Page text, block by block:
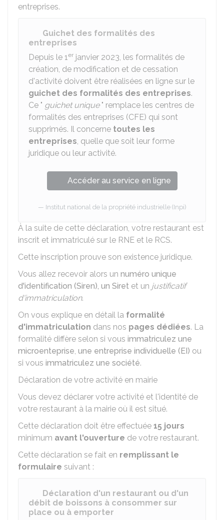
entreprises.
Guichet des formalités des
entreprises
Depuis le 1er janvier 2023, les formalités de
création, de modification et de cessation
d'activité doivent être réalisées en ligne sur le
guichet des formalités des entreprises.
Ce " guichet unique" remplace les centres de
formalités des entreprises (CFE) qui sont
supprimés. Il concerne toutes les
entreprises, quelle que soit leur forme
juridique ou leur activité.
Accéder au service en ligne
Institut national de la propriété industrielle (Inpi)
À la suite de cette déclaration, votre restaurant est
inscrit et immatriculé sur le RNE et le RCS.
Cette inscription prouve son existence juridique.
Vous allez recevoir alors un numéro unique
d'identification (Siren), un Siret et un justificatif
d'immatriculation.
On vous explique en détail la formalité
d'immatriculation dans nos pages dédiées. La
formalité diffère selon si vous immatriculez une
microenteprise, une entreprise individuelle (EI) ou
si vous immatriculez une société.
Déclaration de votre activité en mairie
Vous devez déclarer votre activité et l'identité de
votre restaurant à la mairie où il est situé.
Cette déclaration doit être effectuée 15 jours
minimum avant l'ouverture de votre restaurant.
Cette déclaration se fait en remplissant le
formulaire suivant :
Déclaration d'un restaurant ou d'un
débit de boissons à consommer sur
place ou à emporter